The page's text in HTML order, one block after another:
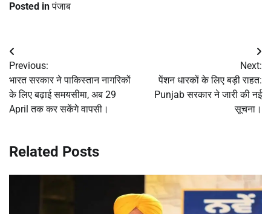
Posted inपंजाब
Post
navigation
Previous:
भारत सरकार ने पाकिस्तान नागरिकों
के लिए बढ़ाई समयसीमा, अब 29
April तक कर सकेंगे वापसी।
Next:
पेंशन धारकों के लिए बड़ी राहत:
Punjab सरकार ने जारी की नई
सूचना।
Related Posts